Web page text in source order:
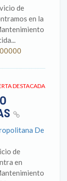
de
en la
DESTACADA
De
de
en